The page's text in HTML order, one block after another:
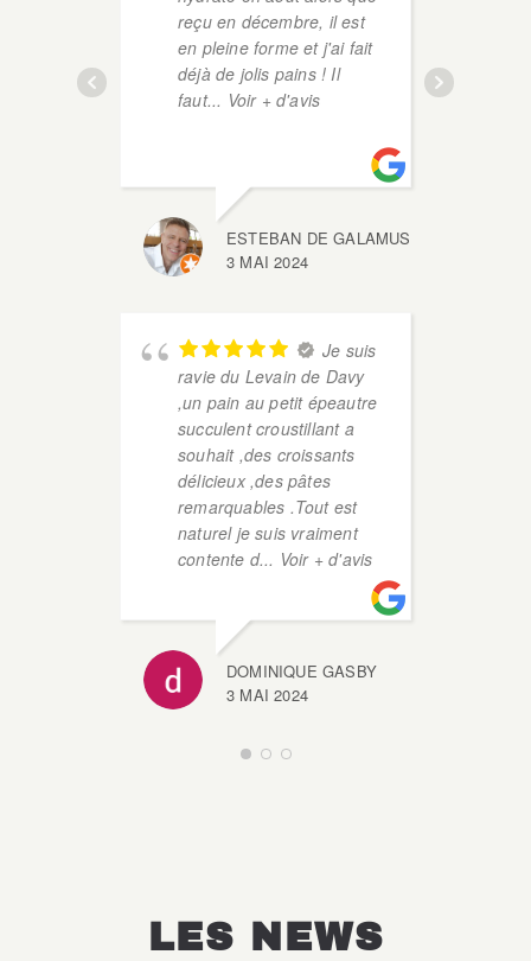
reçu en décembre, il est
en pleine forme et j'ai fait
déjà de jolis pains ! Il
faut... Voir + d'avis
ESTEBAN DE GALAMUS
3 MAI 2024
Je suis
ravie du Levain de Davy
,un pain au petit épeautre
succulent croustillant a
souhait ,des croissants
délicieux ,des pâtes
remarquables .Tout est
naturel je suis vraiment
contente d... Voir + d'avis
DOMINIQUE GASBY
3 MAI 2024
LES NEWS